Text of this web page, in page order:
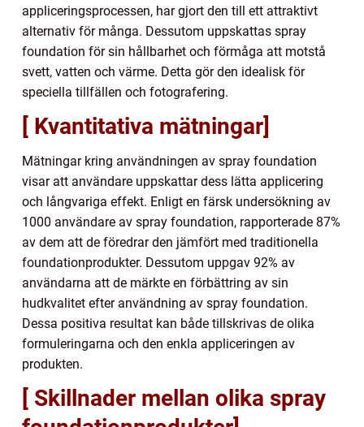
appliceringsprocessen, har gjort den till ett attraktivt
alternativ för många. Dessutom uppskattas spray
foundation för sin hållbarhet och förmåga att motstå
svett, vatten och värme. Detta gör den idealisk för
speciella tillfällen och fotografering.
[ Kvantitativa mätningar]
Mätningar kring användningen av spray foundation
visar att användare uppskattar dess lätta applicering
och långvariga effekt. Enligt en färsk undersökning av
1000 användare av spray foundation, rapporterade 87%
av dem att de föredrar den jämfört med traditionella
foundationprodukter. Dessutom uppgav 92% av
användarna att de märkte en förbättring av sin
hudkvalitet efter användning av spray foundation.
Dessa positiva resultat kan både tillskrivas de olika
formuleringarna och den enkla appliceringen av
produkten.
[ Skillnader mellan olika spray